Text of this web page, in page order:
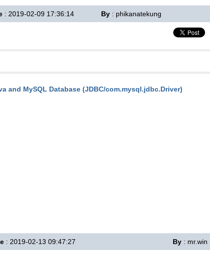
: 2019-02-09 17:36:14 By : phikanatekung
and MySQL Database (JDBC/com.mysql.jdbc.Driver)
: 2019-02-13 09:47:27 By : mr.win